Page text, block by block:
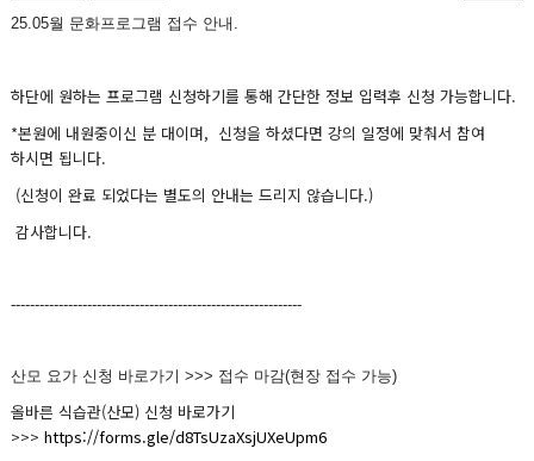
25.05월 문화프로그램 접수 안내.
하단에 원하는 프로그램 신청하기를 통해 간단한 정보 입력후 신청 가능합니다.
*본원에 내원중이신 분 대이며, 신청을 하셨다면 강의 일정에 맞춰서 참여
하시면 됩니다.
(신청이 완료 되었다는 별도의 안내는 드리지 않습니다.)
감사합니다.
-------------------------------------------------------------
산모 요가 신청 바로가기 >>> 접수 마감(현장 접수 가능)
올바른 식습관(산모) 신청 바로가기
>>>https://forms.gle/d8TsUzaXsjUXeUpm6